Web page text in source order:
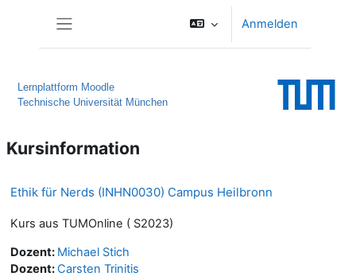
Anmelden
Lernplattform Moodle
Technische Universität München
Kursinformation
Ethik für Nerds (INHN0030) Campus Heilbronn
Kurs aus TUMOnline ( S2023)
Dozent: Michael Stich
Dozent:Carsten Trinitis